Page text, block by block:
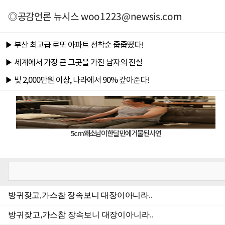
◎공감언론 뉴시스woo1223@newsis.com